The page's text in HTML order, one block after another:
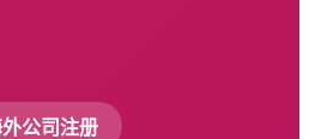
公司注册